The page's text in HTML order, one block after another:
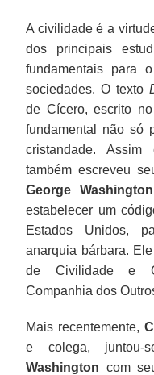
A civilidade é a
dos principais
fundamentais para
sociedades. O texto
de Cícero, escrito
fundamental não só
cristandade.
também escreveu
George Washington
estabelecer um
Estados Unidos,
anarquia bárbara.
de Civilidade e
Companhia dos
Mais recentemente,
e colega,
Washington com